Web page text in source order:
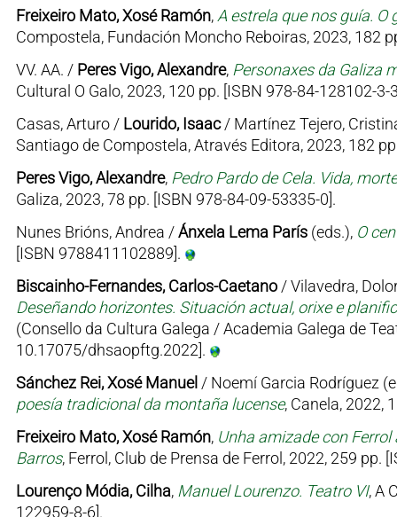
Freixeiro Mato, Xosé Ramón, A estrela que nos guía.
Compostela, Fundación Moncho Reboiras, 2023, 182
VV. AA. / Peres Vigo, Alexandre, Personaxes da Galiza
Cultural O Galo, 2023, 120 pp. [ISBN 978-84-128102-3-
Casas, Arturo / Lourido, Isaac/ Martínez Tejero,
Santiago de Compostela, Através Editora, 2023, 182
Peres Vigo, Alexandre, Pedro Pardo de Cela. Vida,
Galiza, 2023, 78 pp. [ISBN 978-84-09-53335-0].
Nunes Brións, Andrea /Ánxela Lema París(eds.), O
[ISBN 9788411102889].
Biscainho-Fernandes, Carlos-Caetano/ Vilavedra,
Deseñando horizontes. Situación actual, orixe e
(Consello da Cultura Galega / Academia Galega de
10.17075/dhsaopftg.2022].
Sánchez Rei, Xosé Manuel / Noemí Garcia Rodríguez
poesía tradicional da montaña lucense, Canela, 2022,
Freixeiro Mato, Xosé Ramón, Unha amizade con
Barros, Ferrol, Club de Prensa de Ferrol, 2022, 259 pp.
Lourenço Módia, Cilha, Manuel Lourenzo. Teatro VI, A
122959-8-6].